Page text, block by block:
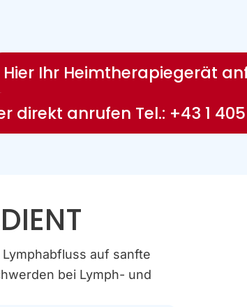
Hier Ihr Heimtherapiegerät
direkt anrufen Tel.: +43 1
auf sanfte
bei Lymph- und